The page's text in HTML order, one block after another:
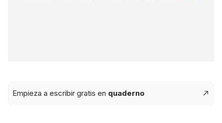
Empieza a escribir gratis en quaderno